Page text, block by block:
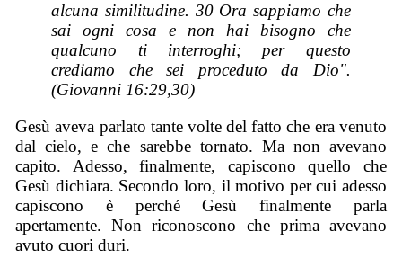
alcuna similitudine. 30 Ora sappiamo che
sai ogni cosa e non hai bisogno che
qualcuno ti interroghi; per questo
crediamo che sei proceduto da Dio".
(Giovanni 16:29,30)
Gesù aveva parlato tante volte del fatto che era venuto
dal cielo, e che sarebbe tornato. Ma non avevano
capito. Adesso, finalmente, capiscono quello che
Gesù dichiara. Secondo loro, il motivo per cui adesso
capiscono è perché Gesù finalmente parla
apertamente. Non riconoscono che prima avevano
avuto cuori duri.